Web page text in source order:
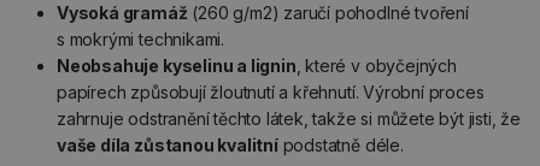
Vysoká gramáž (260 g/m2) zaručí pohodlné tvoření
s mokrými technikami.
Neobsahuje kyselinu a lignin , které v obyčejných
papírech způsobují žloutnutí a křehnutí. Výrobní proces
zahrnuje odstranění těchto látek, takže si můžete být jisti, že
vaše díla zůstanou kvalitnípodstatně déle.